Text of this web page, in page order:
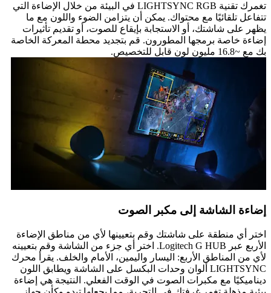
تغمرك تقنية LIGHTSYNC RGB في البيئة من خلال الإضاءة التي
تتفاعل تلقائيًا مع محتواك. يمكن أن يتزامن الضوء واللون مع ما
يظهر على شاشتك، أو الاستجابة بإيقاع للصوت، أو تقديم تأثيرات
إضاءة خاصة برمجها المطورون. قم بتجديد محطة المعركة الخاصة
بك مع ~16.8 مليون لون قابل للتخصيص.
إضاءة الشاشة إلى مكبر الصوت
اختر أي منطقة على شاشتك وقم بتعيينها لأي من مناطق الإضاءة
الأربع عبر Logitech G HUB. اختر أي جزء من الشاشة وقم بتعيينه
لأي من المناطق الأربع: اليسار واليمين، الأمام والخلف. يقرأ محرك
LIGHTSYNC ألوان وحدات البكسل على الشاشة ويطابق اللون
ديناميكيًا مع مكبرات الصوت في الوقت الفعلي. النتيجة هي إضاءة